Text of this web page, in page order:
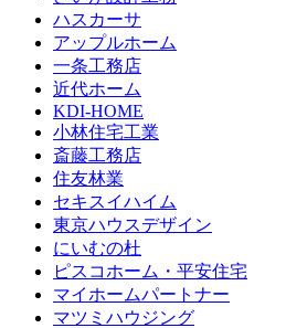
ハスカーサ
アップルホーム
一条工務店
近代ホーム
KDI-HOME
小林住宅工業
斎藤工務店
住友林業
セキスイハイム
東京ハウスデザイン
にいむの杜
ピスコホーム・平安住宅
マイホームパートナー
マツミハウジング